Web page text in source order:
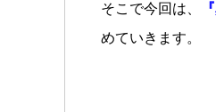
そこで今回は、
めていきます。